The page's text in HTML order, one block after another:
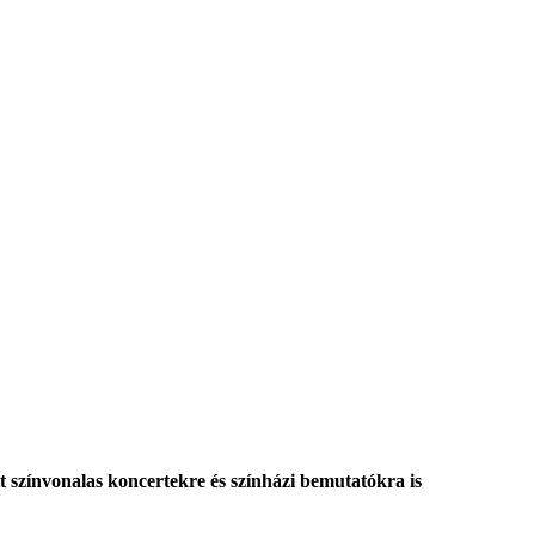
koncertekre és színházi bemutatókra is